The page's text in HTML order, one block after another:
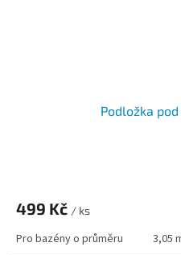
Podložka
499 Kč / ks
Pro bazény o průměru 3,05